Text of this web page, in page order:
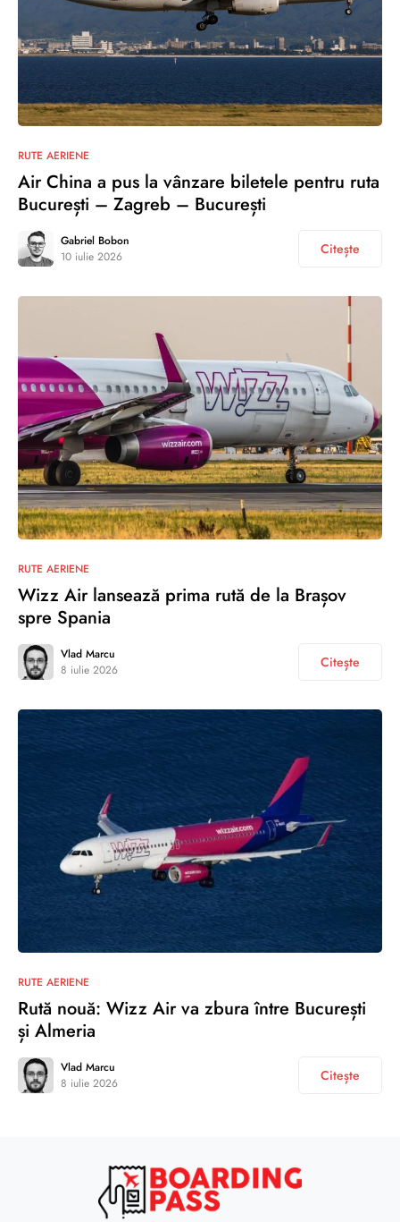
RUTE AERIENE
Air China a pus la vânzare biletele pentru ruta
București – Zagreb – București
Gabriel Bobon
10 iulie 2026
Citește
RUTE AERIENE
Wizz Air lansează prima rută de la Brașov
spre Spania
Vlad Marcu
8 iulie 2026
Citește
RUTE AERIENE
Rută nouă: Wizz Air va zbura între București
și Almeria
Vlad Marcu
8 iulie 2026
Citește